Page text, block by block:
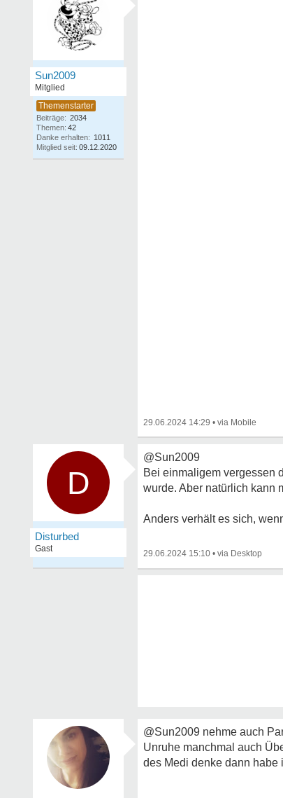
Sun2009
Mitglied
Beiträge: 2034
Themen: 42
Danke erhalten: 1011
Mitglied seit: 09.12.2020
29.06.2024 14:29 •
D
Disturbed
Gast
@Sun2009
Bei einmaligem vergessen
wurde. Aber natürlich kann
Anders verhält es sich,
29.06.2024 15:10 •
@Sun2009 nehme auch
Unruhe manchmal auch
des Medi denke dann